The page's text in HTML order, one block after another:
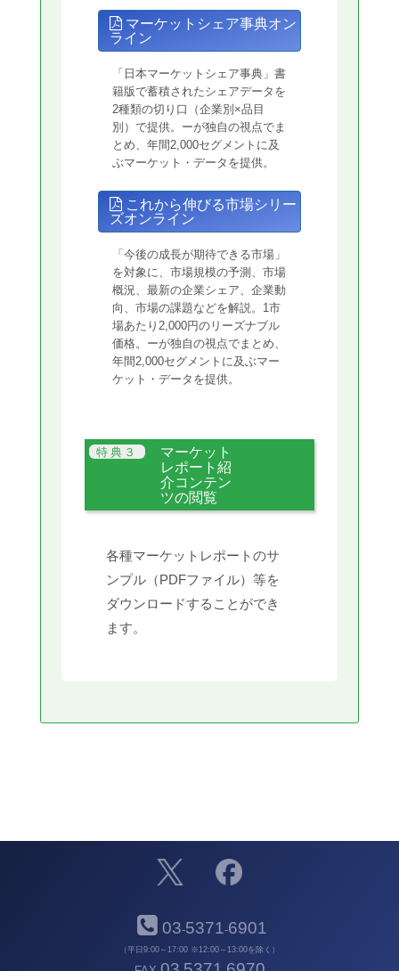
マーケットシェア事典オン
ライン
「日本マーケットシェア事典」書
籍版で蓄積されたシェアデータを
2種類の切り口（企業別×品目
別）で提供。ーが独自の視点でま
とめ、年間2,000セグメントに及
ぶマーケット・データを提供。
これから伸びる市場シリー
ズオンライン
「今後の成長が期待できる市場」
を対象に、市場規模の予測、市場
概況、最新の企業シェア、企業動
向、市場の課題などを解説。1市
場あたり2,000円のリーズナブル
価格。ーが独自の視点でまとめ、
年間2,000セグメントに及ぶマー
ケット・データを提供。
マーケット
レポート紹
介コンテン
ツの閲覧
各種マーケットレポートのサ
ンプル（PDFファイル）等を
ダウンロードすることができ
ます。
03-5371-6901
（平日9:00～17:00 ※12:00～13:00を除く）